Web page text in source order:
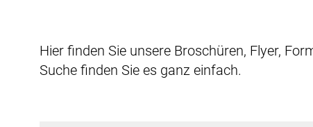
Hier finden Sie unsere Broschüren, Flyer,
Suche finden Sie es ganz einfach.